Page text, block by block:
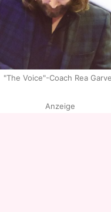
"The Voice"-Coach Rea
Anzeige